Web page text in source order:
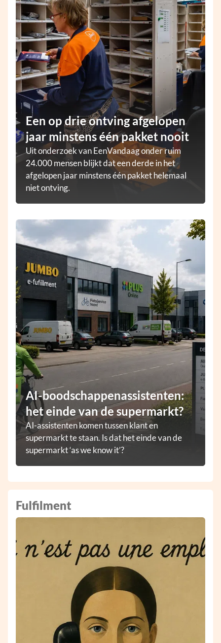
AI-boodschappenassistenten:
het einde van de supermarkt?
AI-assistenten komen tussen klant en
supermarkt te staan. Is dat het einde van de
supermarkt ‘as we know it’?
Een op drie ontving afgelopen
jaar minstens één pakket nooit
Uit onderzoek van EenVandaag onder ruim
24.000 mensen blijkt dat een derde in het
afgelopen jaar minstens één pakket helemaal
niet ontving.
Fulfilment